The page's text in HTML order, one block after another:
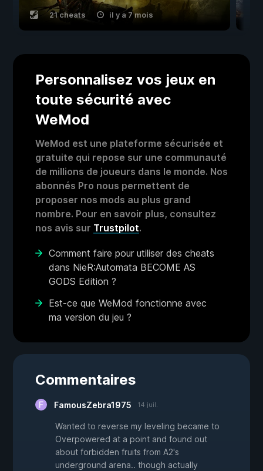
21 cheats il y a 7 mois
Personnalisez vos jeux en
toute sécurité avec
WeMod
WeMod est une plateforme sécurisée et
gratuite qui repose sur une communauté
de millions de joueurs dans le monde. Nos
abonnés Pro nous permettent de
proposer nos mods au plus grand
nombre. Pour en savoir plus, consultez
nos avis sur Trustpilot.
Comment faire pour utiliser des cheats
dans NieR:Automata BECOME AS
GODS Edition ?
Est-ce que WeMod fonctionne avec
ma version du jeu ?
Commentaires
FamousZebra1975 14 juil.
Wanted to reverse my leveling became to
Overpowered at a point and found out
about forbidden fruits from A2's
underground arena.. though actually